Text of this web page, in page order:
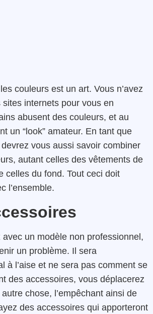
couleurs est un art. Vous n’avez
sites internets pour vous en
abusent des couleurs, et au
un “look” amateur. En tant que
vous aussi savoir combiner
autant celles des vêtements de
celles du fond. Tout ceci doit
l’ensemble.
un modèle non professionnel,
un problème. Il sera
à l’aise et ne sera pas comment se
des accessoires, vous déplacerez
chose, l’empêchant ainsi de
des accessoires qui apporteront